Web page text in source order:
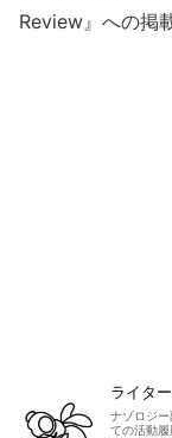
Review』への掲
ナゾロジ
ての活動